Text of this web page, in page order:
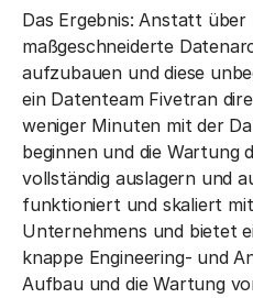
Das Ergebnis: Anstatt
maßgeschneiderte
aufzubauen und diese
ein Datenteam Fivetran
weniger Minuten mit der
beginnen und die Wartung
vollständig auslagern und
funktioniert und skaliert
Unternehmens und bietet
knappe Engineering- und
Aufbau und die Wartung